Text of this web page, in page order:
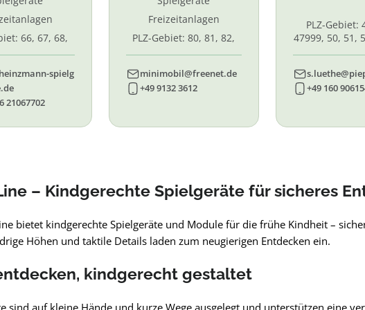
66, 67, 68,
spielg
21067702
Freizeitanlagen
PLZ-Gebiet: 80, 81, 82,
minimobil@freenet.de
+49 9132 3612
PLZ-Gebiet:
47999, 50, 51,
+49 160
– Kindgerechte Spielgeräte für sicheres
bietet kindgerechte Spielgeräte und Module für die frühe Kindheit –
Höhen und taktile Details laden zum neugierigen Entdecken ein.
kindgerecht gestaltet
sind auf kleine Hände und kurze Wege ausgelegt und unterstützen eine